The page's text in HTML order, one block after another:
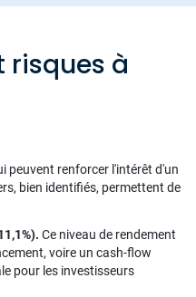
risques à
peuvent renforcer l'intérêt d'un
bien identifiés, permettent de
Ce niveau de rendement
voire un cash-flow
pour les investisseurs